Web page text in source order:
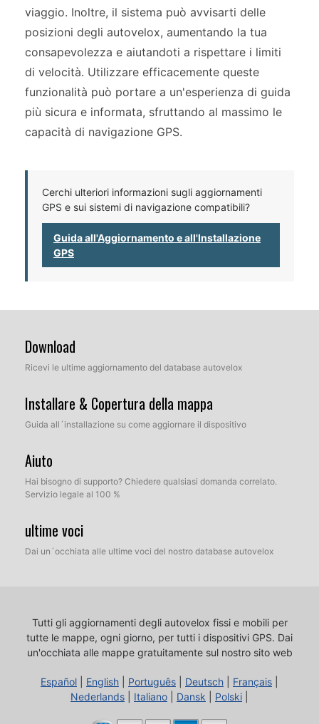
viaggio. Inoltre, il sistema può avvisarti delle
posizioni degli autovelox, aumentando la tua
consapevolezza e aiutandoti a rispettare i limiti
di velocità. Utilizzare efficacemente queste
funzionalità può portare a un'esperienza di guida
più sicura e informata, sfruttando al massimo le
capacità di navigazione GPS.
Cerchi ulteriori informazioni sugli aggiornamenti
GPS e sui sistemi di navigazione compatibili?
Guida all'Aggiornamento e all'Installazione
GPS
Download
Ricevi le ultime aggiornamento del database autovelox
Installare & Copertura della mappa
Guida all´installazione su come aggiornare il dispositivo
Aiuto
Hai bisogno di supporto? Chiedere qualsiasi domanda correlato.
Servizio legale al 100 %
ultime voci
Dai un´occhiata alle ultime voci del nostro database autovelox
Tutti gli aggiornamenti degli autovelox fissi e mobili per
tutte le mappe, ogni giorno, per tutti i dispositivi GPS. Dai
un'occhiata alle mappe gratuitamente sul nostro sito web
Español English Português Deutsch Français
Nederlands
Italiano Dansk Polski